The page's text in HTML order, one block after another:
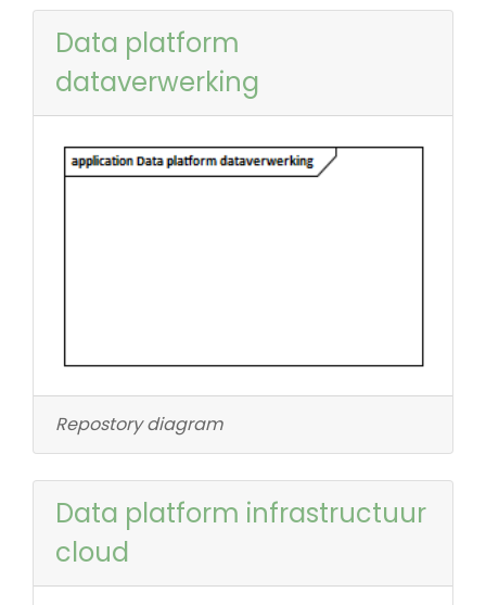
Data platform
dataverwerking
Repostory diagram
Data platform infrastructuur
cloud